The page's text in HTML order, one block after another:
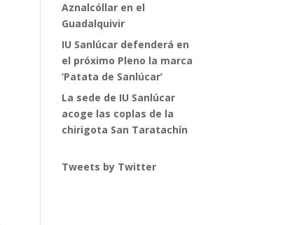
Aznalcóllar en el
Guadalquivir
IU Sanlúcar defenderá en
el próximo Pleno la marca
‘Patata de Sanlúcar’
La sede de IU Sanlúcar
acoge las coplas de la
chirigota San Taratachín
Tweets by Twitter